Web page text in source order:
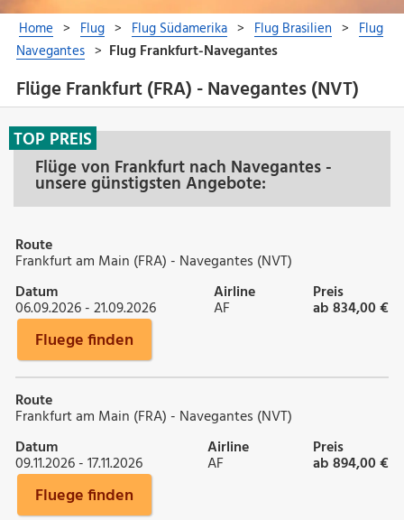
Flüge Frankfurt (FRA) - Navegantes (NVT)
Flüge von Frankfurt nach Navegantes -
unsere günstigsten Angebote:
TOP PREIS
Route
Frankfurt am Main (FRA) - Navegantes (NVT)
Datum
06.09.2026 - 21.09.2026
Airline
AF
Preis
ab 834,00 €
Fluege finden
Route
Frankfurt am Main (FRA) - Navegantes (NVT)
Datum
09.11.2026 - 17.11.2026
Airline
AF
Preis
ab 894,00 €
Fluege finden